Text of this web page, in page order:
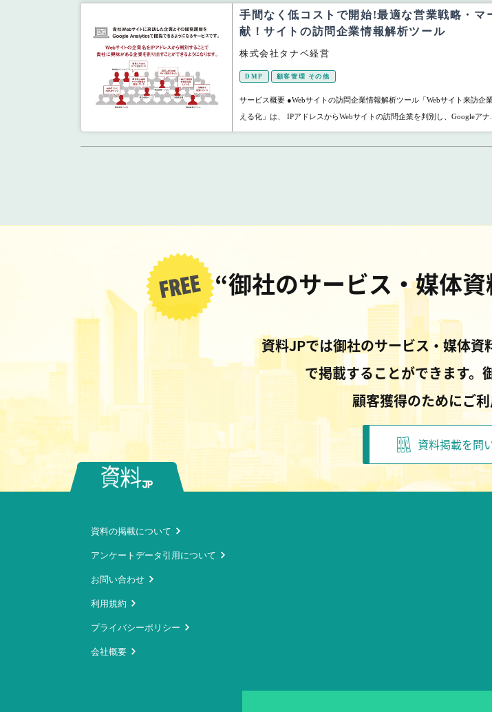
手間なく低コストで開始!最適な営業戦略・マ
献！サイトの訪問企業情報解析ツール
株式会社タナベ経営
DMP 顧客管理 その他
サービス概要 ●Webサイトの訪問企業情報解析ツール「Webサイト来訪企
える化」は、 IPアドレスからWebサイトの訪問企業を判別し、Googleアナ...
“御社のサービス・媒体
資料JPでは御社のサービス・媒体資
で掲載することができます。
顧客獲得のためにご
資料掲載を問
資料の掲載について
アンケートデータ引用について
お問い合わせ
利用規約
プライバシーポリシー
会社概要